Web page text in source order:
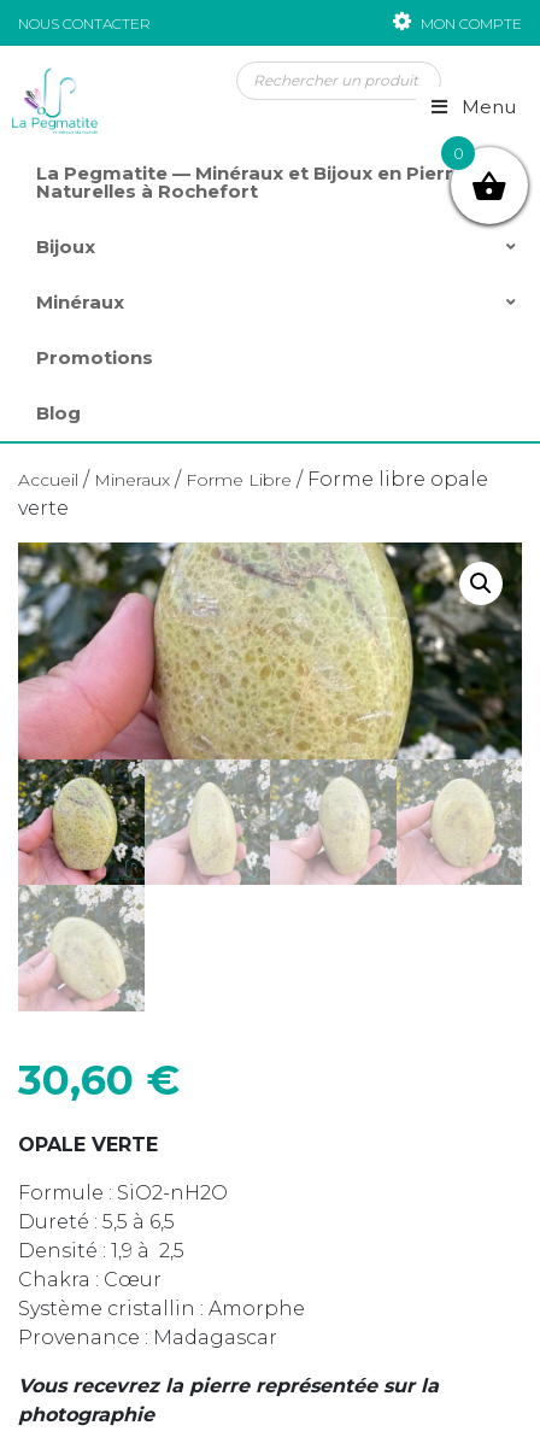
NOUS CONTACTER MON COMPTE
Passer au contenu
Menu
La Pegmatite — Minéraux et Bijoux en Pierres
Naturelles à Rochefort
Bijoux
Minéraux
Promotions
Blog
Accueil / Mineraux / Forme Libre / Forme libre opale
verte
30,60 €
OPALE VERTE
Formule : SiO2-nH2O
Dureté : 5,5 à 6,5
Densité : 1,9 à 2,5
Chakra : Cœur
Système cristallin : Amorphe
Provenance : Madagascar
Vous recevrez la pierre représentée sur la
photographie
0